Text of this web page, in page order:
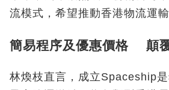
流模式，希望推動香港物流運輸
簡易程序及優惠價格 顛
林煥枝直言，成立Spaceship